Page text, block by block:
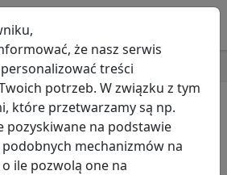
1.0 benzyna
osobowy
że nasz serwis
treści
potrzeb. W związku z tym
które przetwarzamy są np.
pozyskiwane na podstawie
mechanizmów na
ile pozwolą one na